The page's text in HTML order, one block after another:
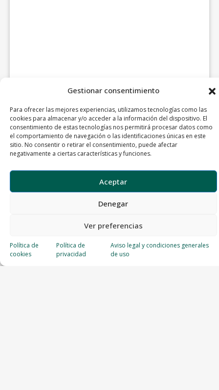
Gestionar consentimiento
Para ofrecer las mejores experiencias, utilizamos tecnologías como las
cookies para almacenar y/o acceder a la información del dispositivo. El
consentimiento de estas tecnologías nos permitirá procesar datos como
el comportamiento de navegación o las identificaciones únicas en este
sitio. No consentir o retirar el consentimiento, puede afectar
negativamente a ciertas características y funciones.
Aceptar
Denegar
Ver preferencias
Política de
cookies
Política de
privacidad
Aviso legal y condiciones generales
de uso